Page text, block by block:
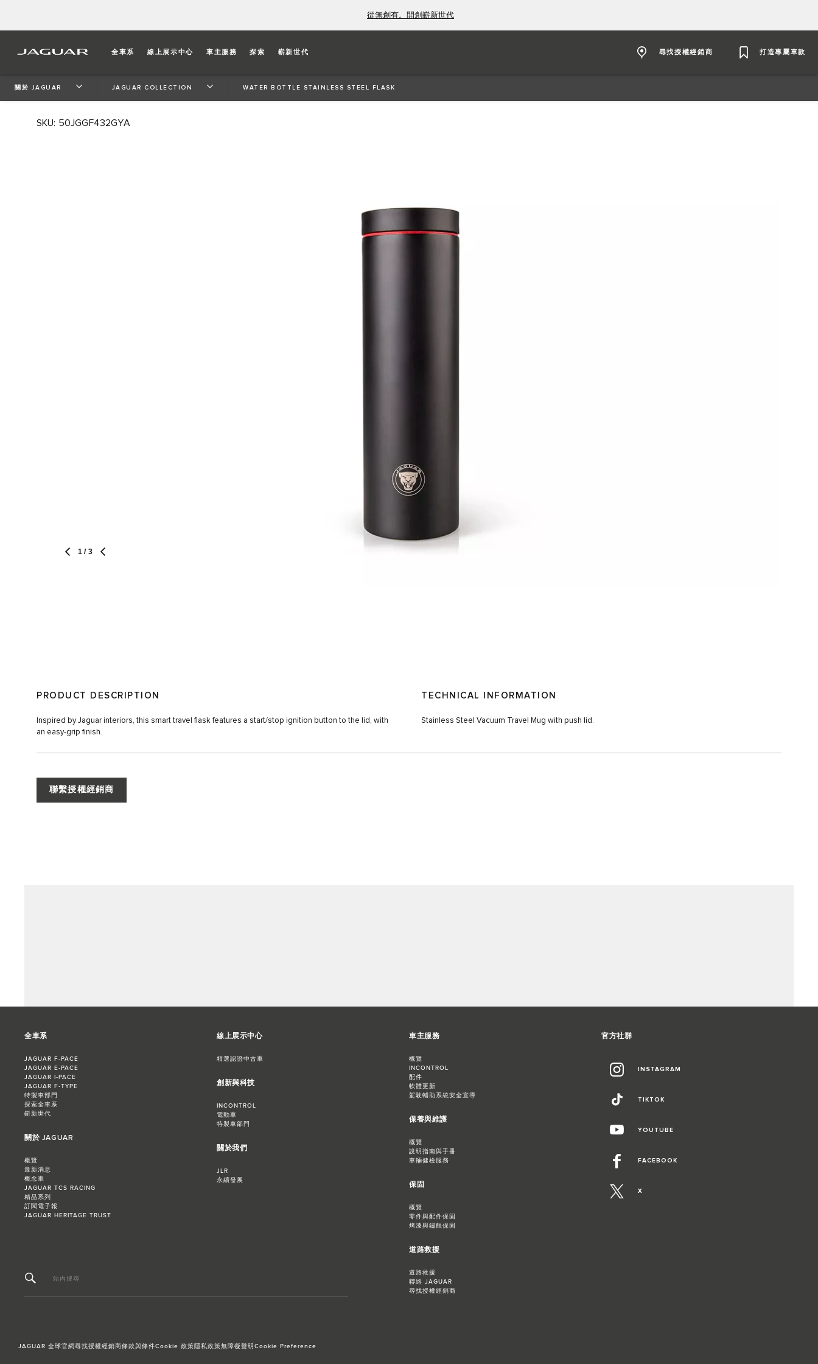
從無創有。開創嶄新世代
全車系 線上展示中心 車主服務 探索 嶄新世代 尋找授權經銷商 打造專屬車款
關於 JAGUAR JAGUAR COLLECTION WATER BOTTLE STAINLESS STEEL FLASK
WATER BOTTLE / STAINLESS STEEL FLASK
Inspired by Jaguar interiors, this smart travel flask features a start/stop ignition button to the lid, with an
SKU: 50JGGF432GYA
1 / 3
PRODUCT DESCRIPTION
Inspired by Jaguar interiors, this smart travel flask features a start/stop ignition button to the lid, with
an easy-grip finish.
TECHNICAL INFORMATION
Stainless Steel Vacuum Travel Mug with push lid.
聯繫授權經銷商
全車系
JAGUAR F‑PACE
JAGUAR E‑PACE
JAGUAR I‑PACE
JAGUAR F‑TYPE
特製車部門
探索全車系
嶄新世代
關於 JAGUAR
概覽
最新消息
概念車
JAGUAR TCS RACING
精品系列
訂閱電子報
JAGUAR HERITAGE TRUST
線上展示中心
精選認證中古車
創新與科技
INCONTROL
電動車
特製車部門
關於我們
JLR
永續發展
車主服務
概覽
INCONTROL
配件
軟體更新
駕駛輔助系統安全宣導
保養與維護
概覽
說明指南與手冊
車輛健檢服務
保固
概覽
零件與配件保固
烤漆與鏽蝕保固
道路救援
道路救援
聯絡 JAGUAR
尋找授權經銷商
官方社群
INSTAGRAM
TIKTOK
YOUTUBE
FACEBOOK
X
站內搜尋
JAGUAR 全球官網尋找授權經銷商條款與條件Cookie 政策隱私政策無障礙聲明Cookie Preference